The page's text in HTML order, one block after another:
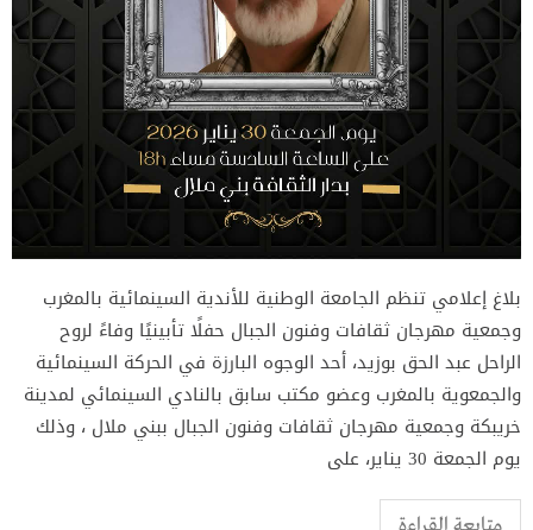
بلاغ إعلامي تنظم الجامعة الوطنية للأندية السينمائية بالمغرب
وجمعية مهرجان ثقافات وفنون الجبال حفلًا تأبينيًا وفاءً لروح
الراحل عبد الحق بوزيد، أحد الوجوه البارزة في الحركة السينمائية
والجمعوية بالمغرب وعضو مكتب سابق بالنادي السينمائي لمدينة
خريبكة وجمعية مهرجان ثقافات وفنون الجبال ببني ملال ، وذلك
يوم الجمعة 30 يناير، على